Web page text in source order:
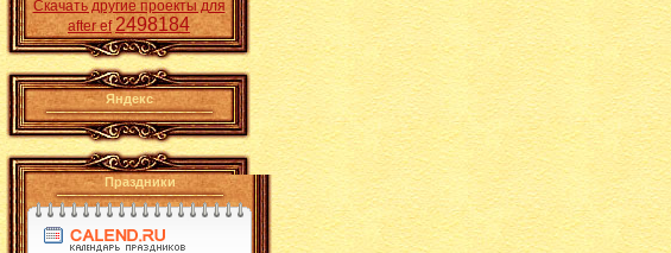
Скачать другие проекты для
after ef 2498184
Яндекс
Праздники